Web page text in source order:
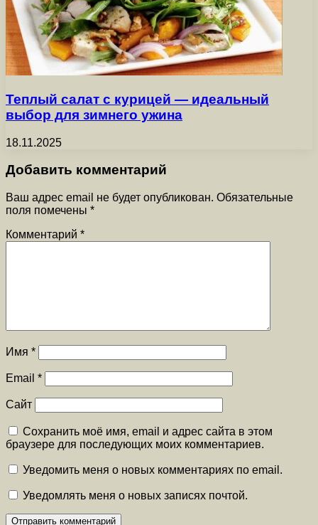
Теплый салат с курицей — идеальный
выбор для зимнего ужина
18.11.2025
Добавить комментарий
Ваш адрес email не будет опубликован. Обязательные
поля помечены *
Комментарий *
Имя *
Email *
Сайт
Сохранить моё имя, email и адрес сайта в этом
браузере для последующих моих комментариев.
Уведомить меня о новых комментариях по email.
Уведомлять меня о новых записях почтой.